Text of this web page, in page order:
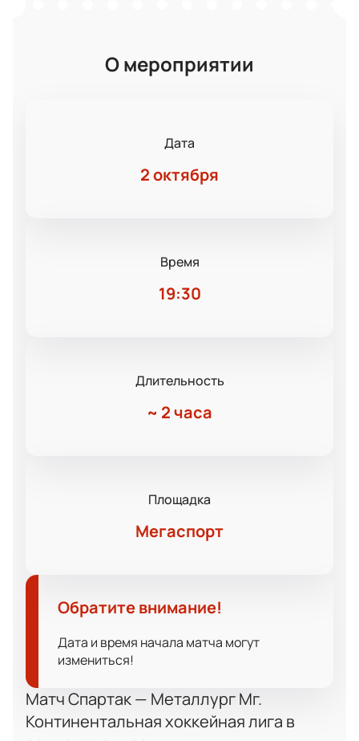
О мероприятии
Дата
2 октября
Время
19:30
Длительность
~ 2 часа
Площадка
Мегаспорт
Обратите внимание!
Дата и время начала матча могут
измениться!
Матч Спартак — Металлург Мг.
Континентальная хоккейная лига в